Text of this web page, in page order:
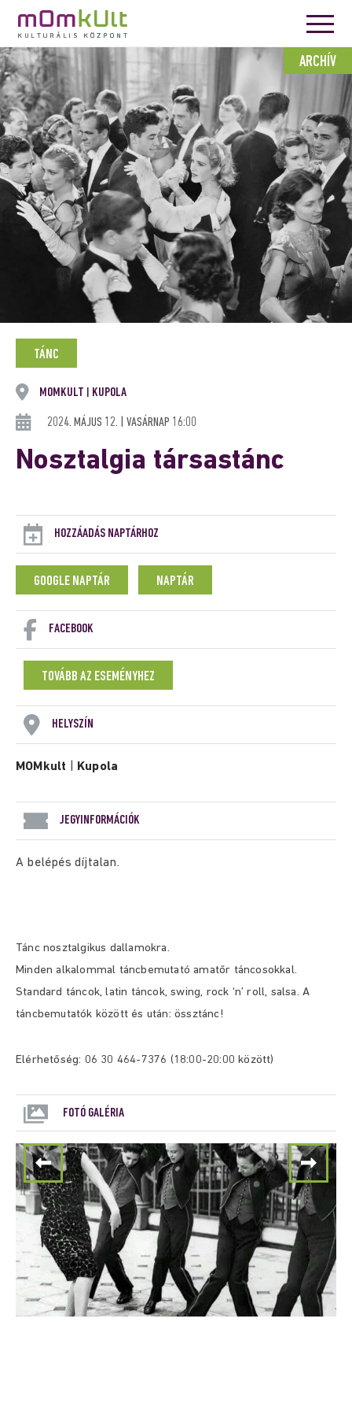
ARCHÍV
TÁNC
MOMKULT KUPOLA
2024. MÁJUS 12. | VASÁRNAP 16:00
Nosztalgia társastánc
HOZZÁADÁS NAPTÁRHOZ
GOOGLE NAPTÁR NAPTÁR
FACEBOOK
TOVÁBB AZ ESEMÉNYHEZ
HELYSZÍN
MOMkult Kupola
JEGYINFORMÁCIÓK
A belépés díjtalan.
Tánc nosztalgikus dallamokra.
Minden alkalommal táncbemutató amatőr táncosokkal.
Standard táncok, latin táncok, swing, rock ‘n’ roll, salsa. A
táncbemutatók között és után: össztánc!
Elérhetőség: 06 30 464-7376 (18:00-20:00 között)
FOTÓ GALÉRIA